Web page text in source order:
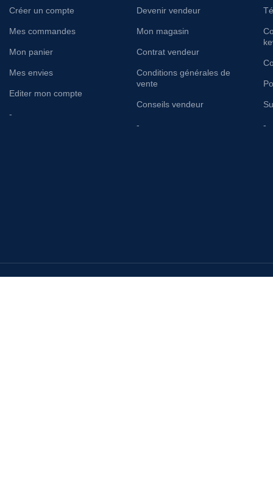
Créer un compte
Mes commandes
Mon panier
Mes envies
Editer mon compte
-
Devenir vendeur
Mon magasin
Contrat vendeur
Conditions générales de
vente
Conseils vendeur
- -